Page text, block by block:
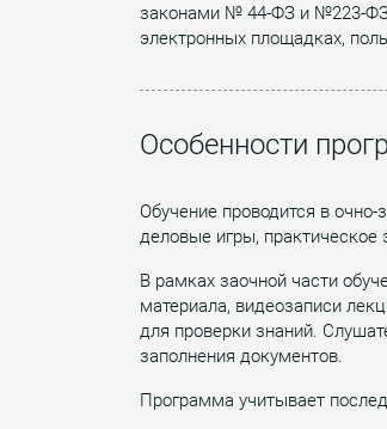
законами № 44-ФЗ и №223-ФЗ,
электронных площадках,
Особенности
Обучение проводится в
деловые игры, практическое
В рамках заочной части
материала, видеозаписи
для проверки знаний.
заполнения документов.
Программа учитывает